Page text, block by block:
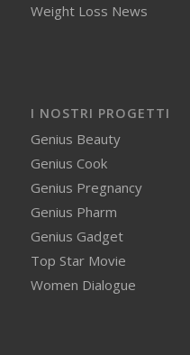
Weight Loss News
I NOSTRI PROGETTI
Genius Beauty
Genius Cook
Genius Pregnancy
Genius Pharm
Genius Gadget
Top Star Movie
Women Dialogue